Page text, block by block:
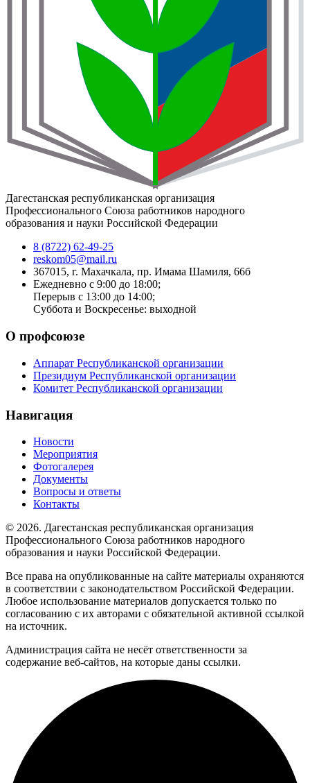
Дагестанская республиканская организация
Профессионального Союза работников народного
образования и науки Российской Федерации
8 (8722) 62-49-25
reskom05@mail.ru
367015, г. Махачкала, пр. Имама Шамиля, 66б
Ежедневно с 9:00 до 18:00;
Перерыв с 13:00 до 14:00;
Суббота и Воскресенье: выходной
О профсоюзе
Аппарат Республиканской организации
Президиум Республиканской организации
Комитет Республиканской организации
Навигация
Новости
Мероприятия
Фотогалерея
Документы
Вопросы и ответы
Контакты
© 2026. Дагестанская республиканская организация
Профессионального Союза работников народного
образования и науки Российской Федерации.
Все права на опубликованные на сайте материалы охраняются
в соответствии с законодательством Российской Федерации.
Любое использование материалов допускается только по
согласованию с их авторами с обязательной активной ссылкой
на источник.
Администрация сайта не несёт ответственности за
содержание веб-сайтов, на которые даны ссылки.